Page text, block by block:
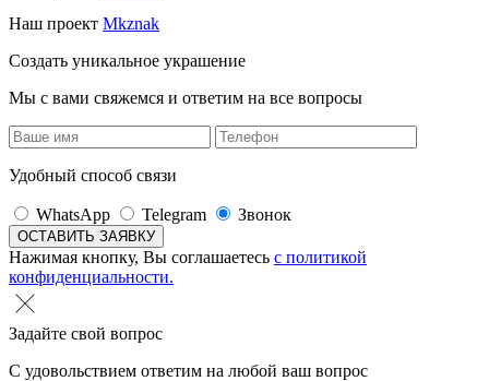
Наш проект Mkznak
Создать уникальное украшение
Мы с вами свяжемся и ответим на все вопросы
Удобный способ связи
WhatsApp Telegram Звонок
Нажимая кнопку, Вы соглашаетесь с политикой
конфиденциальности.
Задайте свой вопрос
С удовольствием ответим на любой ваш вопрос